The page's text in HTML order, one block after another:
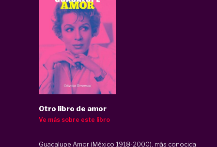
Otro libro de amor
Ve más sobre este libro
Guadalupe Amor (México 1918-2000), más conocida